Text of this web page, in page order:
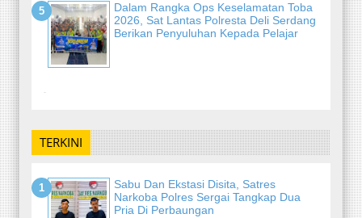
Dalam Rangka Ops Keselamatan Toba
2026, Sat Lantas Polresta Deli Serdang
Berikan Penyuluhan Kepada Pelajar
-
TERKINI
Sabu Dan Ekstasi Disita, Satres
Narkoba Polres Sergai Tangkap Dua
Pria Di Perbaungan